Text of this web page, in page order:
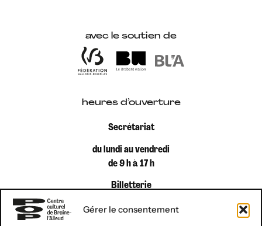
Gérer le consentement
avec le soutien de
heures d’ouverture
Secrétariat
du lundi au vendredi
de 9 h à 17 h
Billetterie
du lundi au vendredi